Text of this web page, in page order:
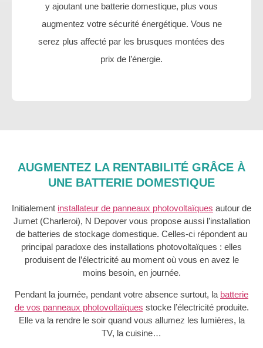
y ajoutant une batterie domestique, plus vous
augmentez votre sécurité énergétique. Vous ne
serez plus affecté par les brusques montées des
prix de l’énergie.
AUGMENTEZ LA RENTABILITÉ GRÂCE À
UNE BATTERIE DOMESTIQUE
Initialement installateur de panneaux photovoltaïques autour de
Jumet (Charleroi), N Depover vous propose aussi l’installation
de batteries de stockage domestique. Celles-ci répondent au
principal paradoxe des installations photovoltaïques : elles
produisent de l’électricité au moment où vous en avez le
moins besoin, en journée.
Pendant la journée, pendant votre absence surtout, la batterie
de vos panneaux photovoltaïques stocke l’électricité produite.
Elle va la rendre le soir quand vous allumez les lumières, la
TV, la cuisine…